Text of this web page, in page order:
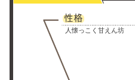
人懐っこく甘えん坊